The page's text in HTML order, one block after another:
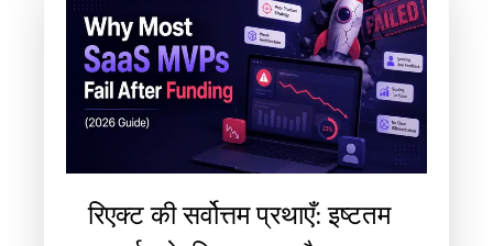
रिएक्ट की सर्वोत्तम प्रथाएँ: इष्टतम